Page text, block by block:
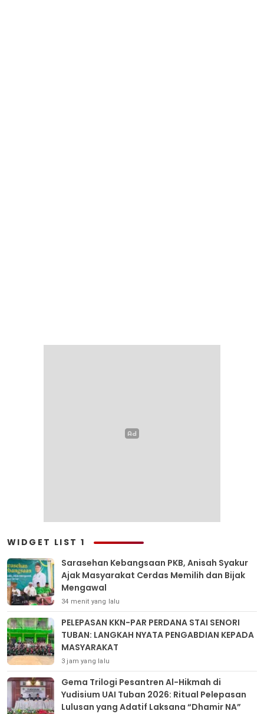
WIDGET LIST 1
Sarasehan Kebangsaan PKB, Anisah Syakur
Ajak Masyarakat Cerdas Memilih dan Bijak
Mengawal
34 menit yang lalu
PELEPASAN KKN-PAR PERDANA STAI SENORI
TUBAN: LANGKAH NYATA PENGABDIAN KEPADA
MASYARAKAT
3 jam yang lalu
Gema Trilogi Pesantren Al-Hikmah di
Yudisium UAI Tuban 2026: Ritual Pelepasan
Lulusan yang Adatif Laksana “Dhamir NA”